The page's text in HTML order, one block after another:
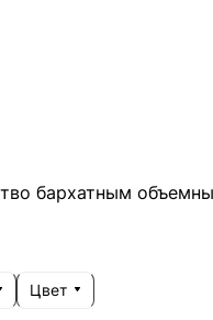
бархатным
Цвет